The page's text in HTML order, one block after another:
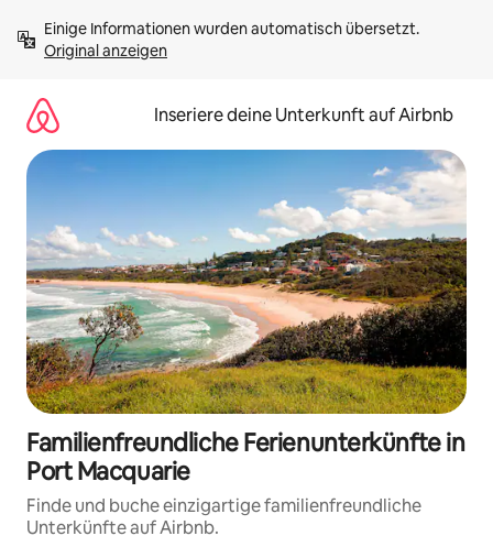
Inhalten
springenOriginal anzeigen
Inseriere deine Unterkunft auf Airbnb
Familienfreundliche Ferienunterkünfte in
Port Macquarie
Finde und buche einzigartige familienfreundliche
Unterkünfte auf Airbnb.